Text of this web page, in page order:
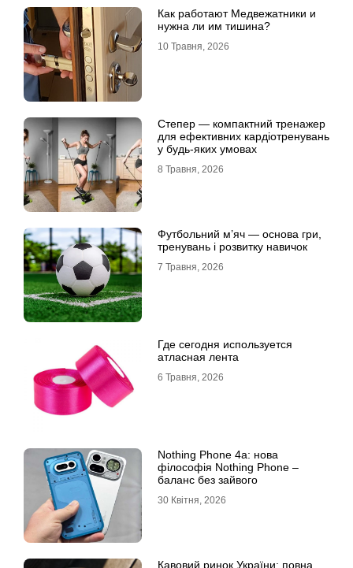
Как работают Медвежатники и
нужна ли им тишина?
10 Травня, 2026
Степер — компактний тренажер
для ефективних кардіотренувань
у будь-яких умовах
8 Травня, 2026
Футбольний м’яч — основа гри,
тренувань і розвитку навичок
7 Травня, 2026
Где сегодня используется
атласная лента
6 Травня, 2026
Nothing Phone 4a: нова
філософія Nothing Phone –
баланс без зайвого
30 Квітня, 2026
Кавовий ринок України: повна